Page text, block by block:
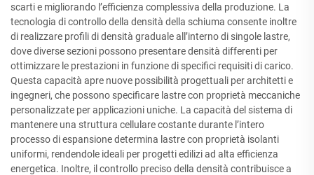
scarti e migliorando l’efficienza complessiva della produzione. La
tecnologia di controllo della densità della schiuma consente inoltre
di realizzare profili di densità graduale all’interno di singole lastre,
dove diverse sezioni possono presentare densità differenti per
ottimizzare le prestazioni in funzione di specifici requisiti di carico.
Questa capacità apre nuove possibilità progettuali per architetti e
ingegneri, che possono specificare lastre con proprietà meccaniche
personalizzate per applicazioni uniche. La capacità del sistema di
mantenere una struttura cellulare costante durante l’intero
processo di espansione determina lastre con proprietà isolanti
uniformi, rendendole ideali per progetti edilizi ad alta efficienza
energetica. Inoltre, il controllo preciso della densità contribuisce a